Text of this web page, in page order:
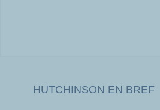
HUTCHINSON EN BREF